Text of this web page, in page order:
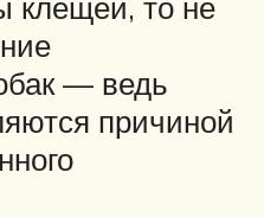
— ведь
причиной